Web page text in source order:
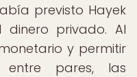
previsto Hayek
dinero privado. Al
y permitir
entre pares, las